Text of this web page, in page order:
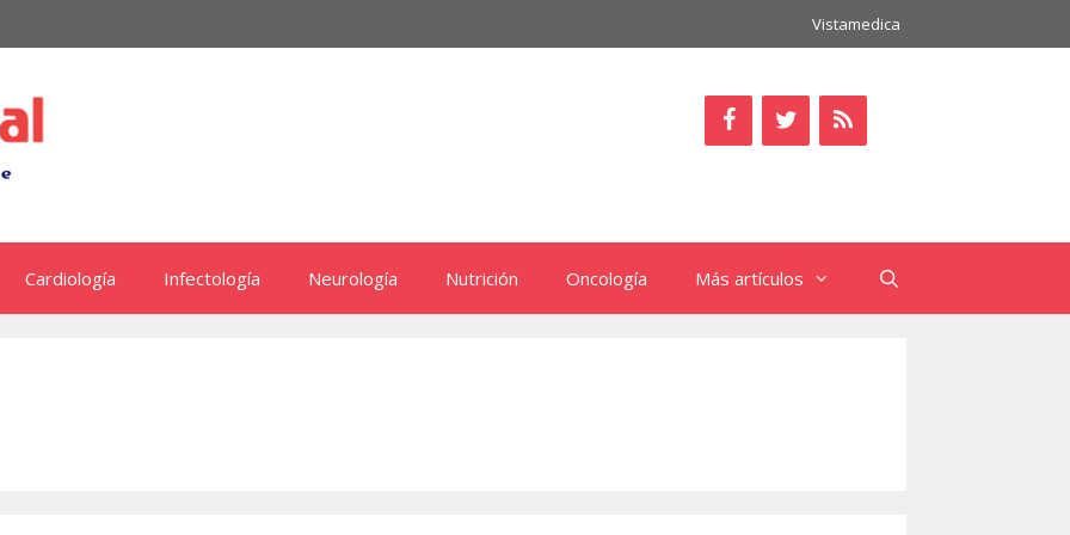
Vistamedica
Cardiología Infectología Neurología Nutrición Oncología Más artículos